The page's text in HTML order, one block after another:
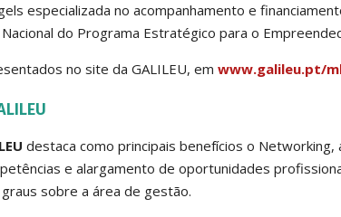
especializada no acompanhamento e
do Programa Estratégico para o
no site da GALILEU, em www.galileu.pt/
destaca como principais benefícios o
e alargamento de oportunidades
sobre a área de gestão.